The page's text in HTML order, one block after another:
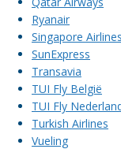
Ryanair
Singapore Airlines
SunExpress
Transavia
TUI Fly België
TUI Fly
Turkish Airlines
Vueling